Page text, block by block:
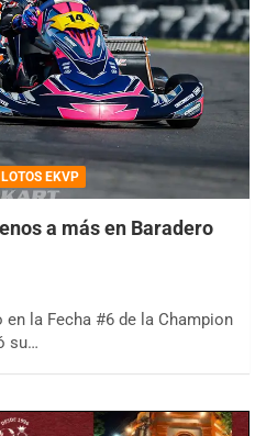
EKVP
a más en Baradero
la Fecha #6 de la Champion
su…